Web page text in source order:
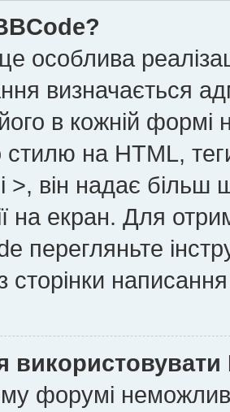
особлива
визначається
в кожній
на HTML,
>, він надає більш
на екран. Для
перегляньте
сторінки
використовувати
форумі